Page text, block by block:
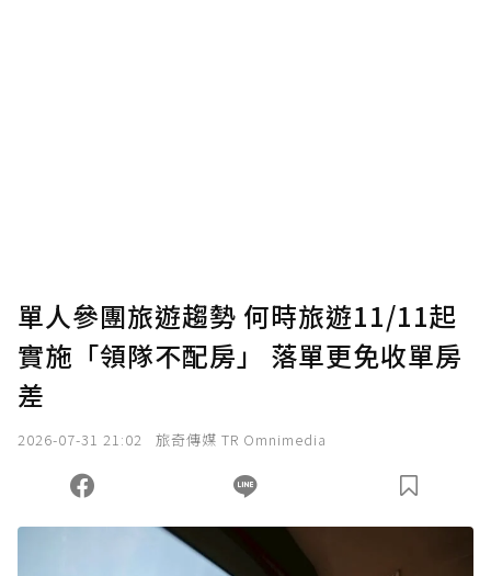
單人參團旅遊趨勢 何時旅遊11/11起
實施「領隊不配房」 落單更免收單房
差
2026-07-31 21:02 旅奇傳媒 TR Omnimedia